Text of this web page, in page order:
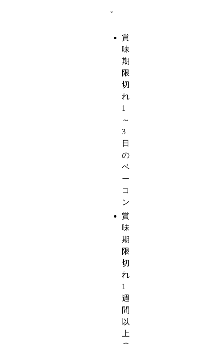
。
賞
味
期
限
切
れ
1
～
3
日
の
ベ
ー
コ
ン
賞
味
期
限
切
れ
1
週
間
以
上